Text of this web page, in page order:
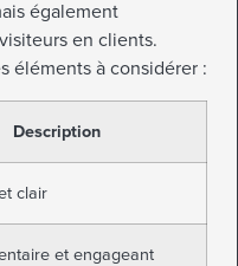
également
en clients.
éléments à considérer :
Description
clair
et engageant